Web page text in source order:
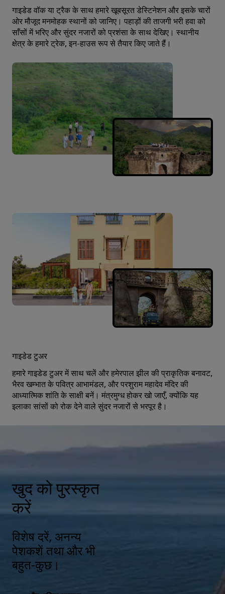
गाइडेड वॉक या ट्रैक के साथ हमारे खूबसूरत डेस्टिनेशन और इसके चारों
ओर मौजूद मनमोहक स्थानों को जानिए। पहाड़ों की ताजगी भरी हवा को
साँसों में भरिए और सुंदर नजारों को प्रशंसा के साथ देखिए। स्थानीय
क्षेत्र के हमारे ट्रेक, इन-हाउस रूप से तैयार किए जाते हैं।
गाइडेड टुअर
हमारे गाइडेड टुअर में साथ चलें और हमेरपाल झील की प्राकृतिक बनावट,
भैरव खम्भात के पवित्र आभामंडल, और परशुराम महादेव मंदिर की
आध्यात्मिक शांति के साक्षी बनें। मंत्रमुग्ध होकर खो जाएँ, क्योंकि यह
इलाका सांसों को रोक देने वाले सुंदर नजारों से भरपूर है।
खुद को पुरस्कृत
करें
विशेष दरें, अनन्य
पेशकशें तथा और भी
बहुत-कुछ।